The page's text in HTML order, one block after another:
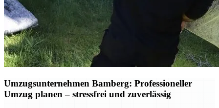
Umzugsunternehmen Bamberg: Professioneller
Umzug planen – stressfrei und zuverlässig